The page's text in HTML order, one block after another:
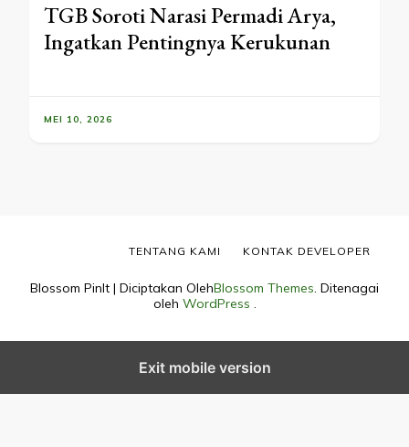
TGB Soroti Narasi Permadi Arya,
Ingatkan Pentingnya Kerukunan
MEI 10, 2026
Blossom PinIt | Diciptakan OlehBlossom Themes. Ditenagai
oleh WordPress .
TENTANG KAMI KONTAK DEVELOPER
Exit mobile version